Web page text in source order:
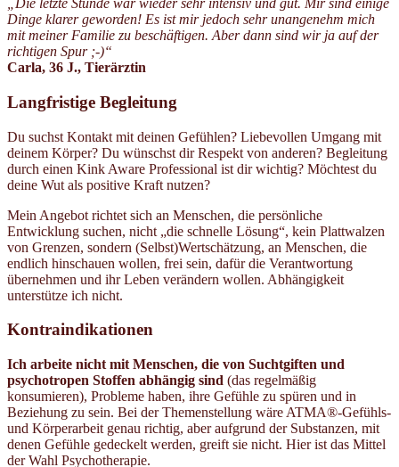
„Die letzte Stunde war wieder sehr intensiv und gut. Mir sind einige
Dinge klarer geworden! Es ist mir jedoch sehr unangenehm mich
mit meiner Familie zu beschäftigen. Aber dann sind wir ja auf der
richtigen Spur ;-)“
Carla, 36 J., Tierärztin
Langfristige Begleitung
Du suchst Kontakt mit deinen Gefühlen? Liebevollen Umgang mit
deinem Körper? Du wünschst dir Respekt von anderen? Begleitung
durch einen Kink Aware Professional ist dir wichtig? Möchtest du
deine Wut als positive Kraft nutzen?
Mein Angebot richtet sich an Menschen, die persönliche
Entwicklung suchen, nicht „die schnelle Lösung“, kein Plattwalzen
von Grenzen, sondern (Selbst)Wertschätzung, an Menschen, die
endlich hinschauen wollen, frei sein, dafür die Verantwortung
übernehmen und ihr Leben verändern wollen. Abhängigkeit
unterstütze ich nicht.
Kontraindikationen
Ich arbeite nicht mit Menschen, die von Suchtgiften und
psychotropen Stoffen abhängig sind (das regelmäßig
konsumieren), Probleme haben, ihre Gefühle zu spüren und in
Beziehung zu sein. Bei der Themenstellung wäre ATMA®-Gefühls-
und Körperarbeit genau richtig, aber aufgrund der Substanzen, mit
denen Gefühle gedeckelt werden, greift sie nicht. Hier ist das Mittel
der Wahl Psychotherapie.